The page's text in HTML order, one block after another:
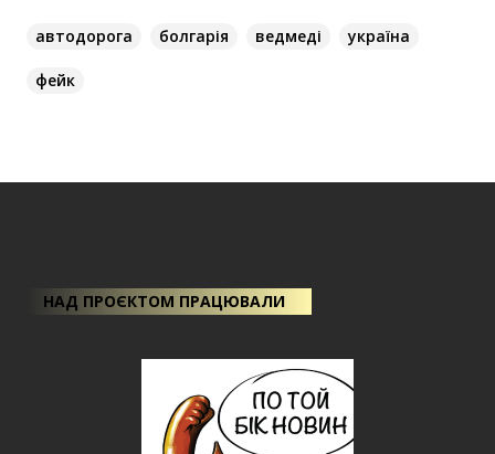
автодорога болгарія ведмеді україна
фейк
НАД ПРОЄКТОМ ПРАЦЮВАЛИ